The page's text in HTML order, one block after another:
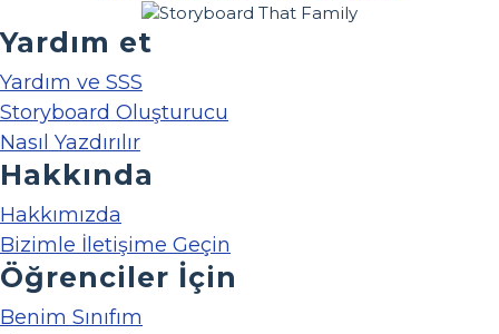
Yardım et
Yardım ve SSS
Storyboard Oluşturucu
Nasıl Yazdırılır
Hakkında
Hakkımızda
Bizimle İletişime Geçin
Öğrenciler İçin
Benim Sınıfım